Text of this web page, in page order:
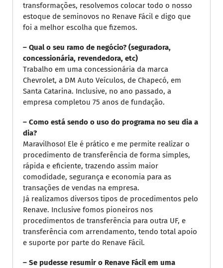
transformações, resolvemos colocar todo o nosso
estoque de seminovos no Renave Fácil e digo que
foi a melhor escolha que fizemos.
– Qual o seu ramo de negócio? (seguradora,
concessionária, revendedora, etc)
Trabalho em uma concessionária da marca
Chevrolet, a DM Auto Veículos, de Chapecó, em
Santa Catarina. Inclusive, no ano passado, a
empresa completou 75 anos de fundação.
– Como está sendo o uso do programa no seu dia a
dia?
Maravilhoso! Ele é prático e me permite realizar o
procedimento de transferência de forma simples,
rápida e eficiente, trazendo assim maior
comodidade, segurança e economia para as
transações de vendas na empresa.
Já realizamos diversos tipos de procedimentos pelo
Renave. Inclusive fomos pioneiros nos
procedimentos de transferência para outra UF, e
transferência com arrendamento, tendo total apoio
e suporte por parte do Renave Fácil.
– Se pudesse resumir o Renave Fácil em uma